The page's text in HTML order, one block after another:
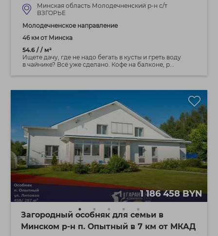
Минская область Молодечненский р-н с/т
ВЗГОРЬЕ
Молодечненское направление
46 км от Минска
54.6 / / м²
Ищете дачу, где не надо бегать в кусты и греть воду
в чайнике? Всё уже сделано. Кофе на балконе, р...
1 186 458 BYN
Загородный особняк для семьи в
Минском р-н п. Опытный в 7 км от МКАД